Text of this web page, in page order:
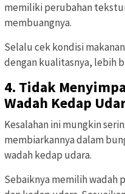
memiliki perubahan
membuangnya.
Selalu cek kondisi
dengan kualitasnya, lebih
4. Tidak
Wadah Kedap
Kesalahan ini mungkin
membiarkannya dalam
wadah kedap udara.
Sebaiknya memilih wadah